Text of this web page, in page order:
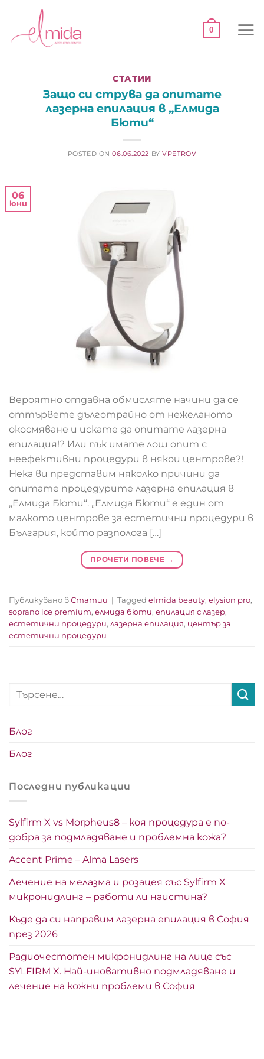
content
0
СТАТИИ
Защо си струва да опитате
лазерна епилация в „Елмида
Бюти“
POSTED ON06.06.2022 BYVPETROV
06
юни
Вероятно отдавна обмисляте начини да се
оттървете дълготрайно от нежеланото
окосмяване и искате да опитате лазерна
епилация!? Или пък имате лош опит с
неефективни процедури в някои центрове?!
Нека ви представим няколко причини да
опитате процедурите лазерна епилация в
„Елмида Бюти“. „Елмида Бюти“ е един от
малкото центрове за естетични процедури в
България, който разполога […]
ПРОЧЕТИ ПОВЕЧЕ →
Публикувано в Статии | Tagged elmida beauty, elysion pro,
soprano ice premium, елмида бюти, епилация с лазер,
естетични процедури, лазерна епилация, център за
естетични процедури
Блог
Блог
Последни публикации
Sylfirm X vs Morpheus8 – коя процедура е по-
добра за подмладяване и проблемна кожа?
Accent Prime – Alma Lasers
Лечение на мелазма и розацея със Sylfirm X
микронидлинг – работи ли наистина?
Къде да си направим лазерна епилация в София
през 2026
Радиочестотен микронидлинг на лице със
SYLFIRM X. Най-иновативно подмладяване и
лечение на кожни проблеми в София